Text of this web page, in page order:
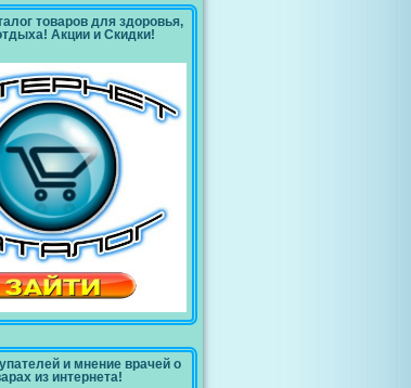
товаров для здоровья,
Акции и Скидки!
и мнение врачей о
из интернета!